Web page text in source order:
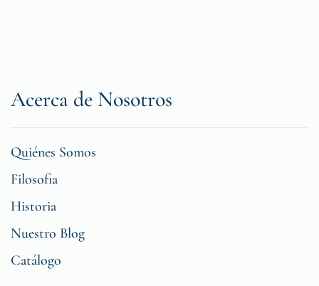
Acerca de Nosotros
Quiénes Somos
Filosofia
Historia
Nuestro Blog
Catálogo